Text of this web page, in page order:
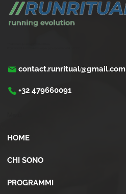
contact.runritual@gmail.com
+32 479660091
HOME
CHI SONO
PROGRAMMI